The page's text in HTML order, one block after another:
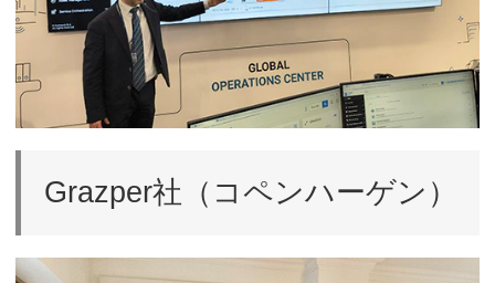
Grazper社（コペンハーゲン）